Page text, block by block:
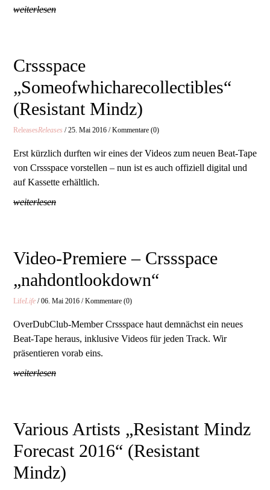
weiterlesen
Crssspace
„Someofwhicharecollectibles“
(Resistant Mindz)
ReleasesReleases / 25. Mai 2016 / Kommentare (0)
Erst kürzlich durften wir eines der Videos zum neuen Beat-Tape
von Crssspace vorstellen – nun ist es auch offiziell digital und
auf Kassette erhältlich.
weiterlesen
Video-Premiere – Crssspace
„nahdontlookdown“
LifeLife / 06. Mai 2016 / Kommentare (0)
OverDubClub-Member Crssspace haut demnächst ein neues
Beat-Tape heraus, inklusive Videos für jeden Track. Wir
präsentieren vorab eins.
weiterlesen
Various Artists „Resistant Mindz
Forecast 2016“ (Resistant
Mindz)